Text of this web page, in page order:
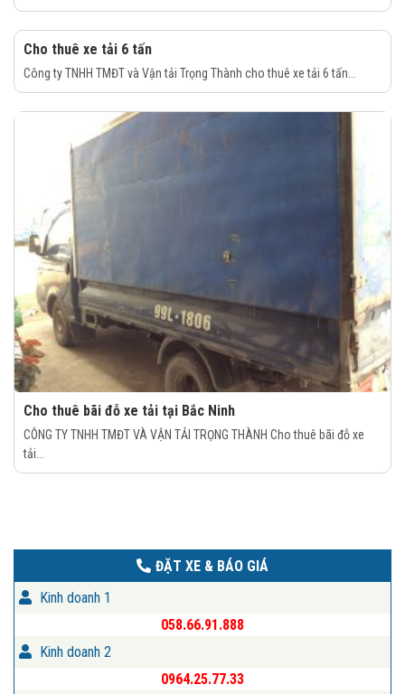
Cho thuê xe tải 6 tấn
Công ty TNHH TMĐT và Vận tải Trọng Thành cho thuê xe tải 6 tấn...
Cho thuê bãi đỗ xe tải tại Bắc Ninh
CÔNG TY TNHH TMĐT VÀ VẬN TẢI TRỌNG THÀNH Cho thuê bãi đỗ xe
tải...
ĐẶT XE & BÁO GIÁ
Kinh doanh 1
058.66.91.888
Kinh doanh 2
0964.25.77.33